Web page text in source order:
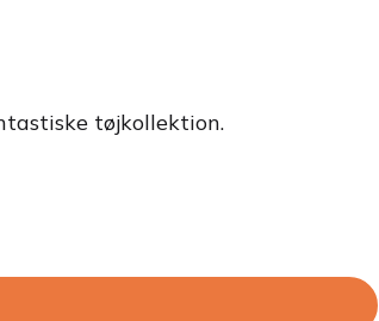
tøjkollektion.